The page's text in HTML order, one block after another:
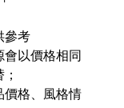
參考
會以價格相同
價格、風格情